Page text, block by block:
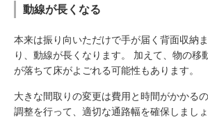
動線が長くなる
本来は振り向いただけで手が届く背面収納
り、動線が長くなります。 加えて、物の移
が落ちて床がよごれる可能性もあります。
大きな間取りの変更は費用と時間がかかる
調整を行って、適切な通路幅を確保しましょ